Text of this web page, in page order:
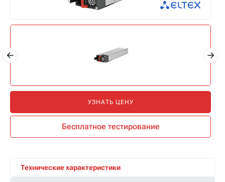
УЗНАТЬ ЦЕНУ
Бесплатное тестирование
Технические характеристики